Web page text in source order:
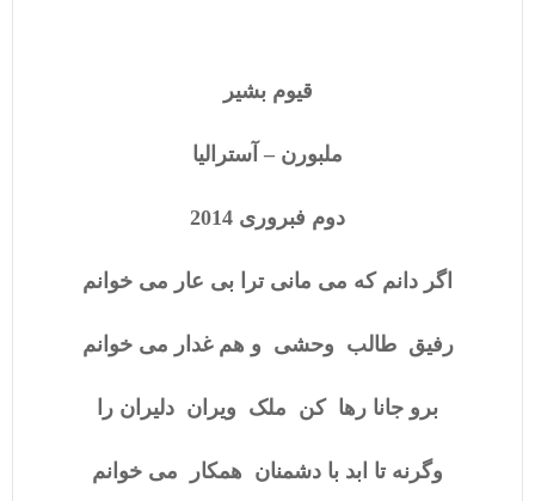
قیوم بشیر
ملبورن – آسترالیا
دوم فبروری 2014
اگر دانم که می مانی ترا بی عار می خوانم
رفیق طالب وحشی و هم غدار می خوانم
برو جانا رها کن ملک ویران دلیران را
وگرنه تا ابد با دشمنان همکار می خوانم